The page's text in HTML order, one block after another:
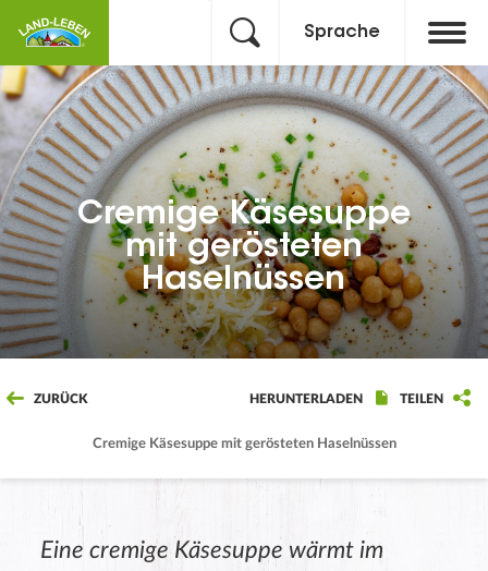
Sprache
Cremige Käsesuppe
mit gerösteten
Haselnüssen
ZURÜCK
Cremige Käsesuppe mit gerösteten Haselnüssen
HERUNTERLADEN TEILEN
Eine cremige Käsesuppe wärmt im